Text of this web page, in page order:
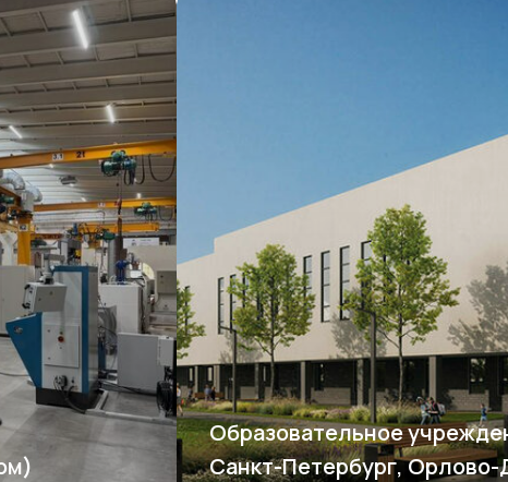
Образовательное
Санкт-Петербург, Орлово-